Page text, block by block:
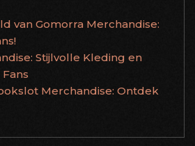
van Gomorra Merchandise:
Stijlvolle Kleding en
Merchandise: Ontdek